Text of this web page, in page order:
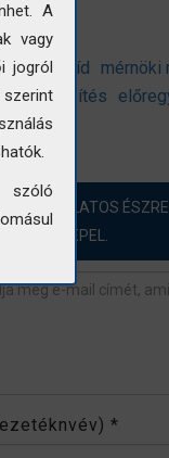
híd
mérnöki
hídépítés
SZEREPEL.
*
A
vagy
jogról
szerint